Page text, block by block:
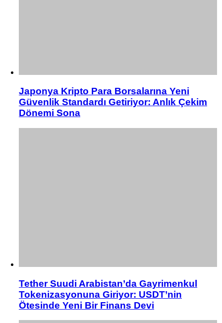
Japonya Kripto Para Borsalarına Yeni
Güvenlik Standardı Getiriyor: Anlık Çekim
Dönemi Sona
Tether Suudi Arabistan’da Gayrimenkul
Tokenizasyonuna Giriyor: USDT’nin
Ötesinde Yeni Bir Finans Devi